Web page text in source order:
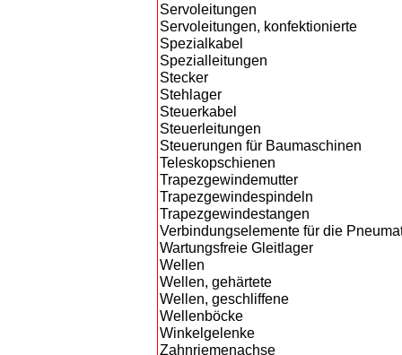
Servoleitungen
Servoleitungen, konfektionierte
Spezialkabel
Spezialleitungen
Stecker
Stehlager
Steuerkabel
Steuerleitungen
Steuerungen für Baumaschinen
Teleskopschienen
Trapezgewindemutter
Trapezgewindespindeln
Trapezgewindestangen
Verbindungselemente für die
Wartungsfreie Gleitlager
Wellen
Wellen, gehärtete
Wellen, geschliffene
Wellenböcke
Winkelgelenke
Zahnriemenachse